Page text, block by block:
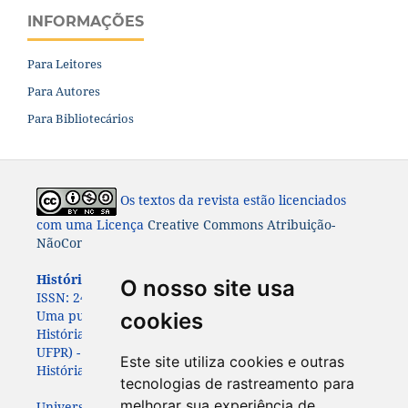
O nosso site usa
cookies
Este site utiliza cookies e outras
tecnologias de rastreamento para
INFORMAÇÕES
Para Leitores
Para Autores
Para Bibliotecários
Os textos da revista estão licenciados
com uma Licença Creative Commons Atribuição-
NãoComercial-CompartilhaIgual 4.0 Internacional
História: Questões & Debates.ISSN: 0100-6932 e e-
ISSN: 2447-8261.
Uma publicação do Programa de Pós-Graduação em
História da Universidade Federal do Paraná (PPGHIS-
UFPR) - com apoio da
da Associação Paranaense de
História (APAH)